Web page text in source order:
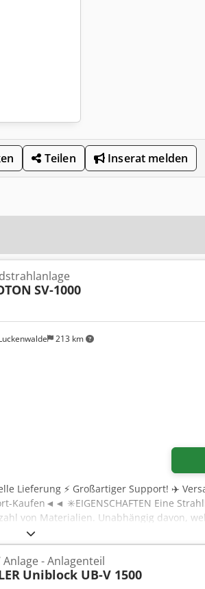
Teilen Inserat melden
213 km
SV-1000
Lieferung ⚡️ Großartiger Support! ✈️
Kaufen◄◄ ✳️EIGENSCHAFTEN Eine
von Materialien. Unabhängig davon,
oder organische Materialien usw.),
und senken Ihre Kosten, indem Sie
und Entgraten ersetzen. Crjdofw
einschließlich
Anlage - Anlagenteil
Uniblock UB-V 1500